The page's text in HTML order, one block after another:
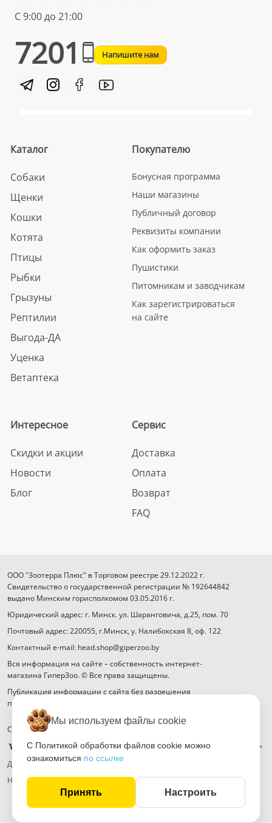
С 9:00 до 21:00
7201 Напишите нам
Каталог
Собаки
Щенки
Кошки
Котята
Птицы
Рыбки
Грызуны
Рептилии
Выгода-ДА
Уценка
Ветаптека
Покупателю
Бонусная программа
Наши магазины
Публичный договор
Реквизиты компании
Как оформить заказ
Пушистики
Питомникам и заводчикам
Как зарегистрироваться
на сайте
Интересное
Скидки и акции
Новости
Блог
Сервис
Доставка
Оплата
Возврат
FAQ
ООО "Зоотерра Плюс" в Торговом реестре 29.12.2022 г.
Свидетельство о государственной регистрации № 192644842
выдано Минским горисполкомом 03.05.2016 г.
Юридический адрес: г. Минск. ул. Шаранговича, д.25, пом. 70
Почтовый адрес: 220055, г.Минск, у. Налибокская 8, оф. 122
Контактный e-mail: head.shop@giperzoo.by
Вся информация на сайте – собственность интернет-
магазина ГиперЗоо. © Все права защищены.
Публикация информации с сайта без разрешения
правообладателя запрещена.
Способы оплаты
Договор публичной оферты
Настройка файлов cookie
Мы используем файлы cookie
С Политикой обработки файлов cookie можно
ознакомиться по ссылке
Принять Настроить